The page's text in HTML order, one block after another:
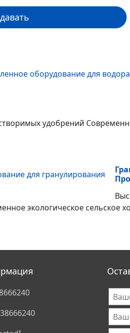
удобрений
экологическое сельское